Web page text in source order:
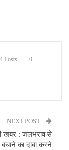
Posts 0
NEXT POST
खबर : जलभराव से
बचाने का दाबा करने